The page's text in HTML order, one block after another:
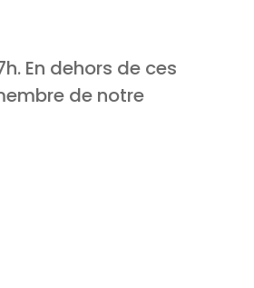
En dehors de ces
de notre